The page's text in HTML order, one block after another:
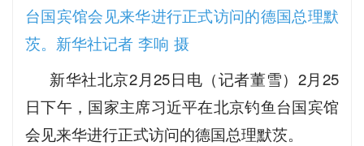
台国宾馆会见来华进行正式访问的德国总理默
茨。新华社记者 李响 摄
新华社北京2月25日电（记者董雪）2月25
日下午，国家主席习近平在北京钓鱼台国宾馆
会见来华进行正式访问的德国总理默茨。